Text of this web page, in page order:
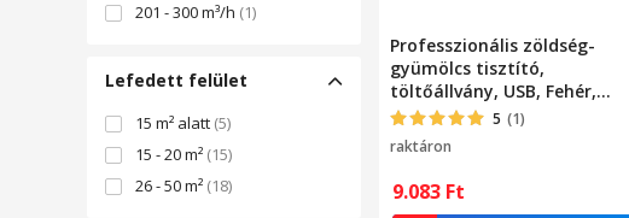
201 - 300 m³/h (1)
Lefedett felület
15 m² alatt (5)
15 - 20 m² (15)
26 - 50 m² (18)
Professzionális zöldség-
gyümölcs tisztító,
töltőállvány, USB, Fehér,
tökéletes ételfertőtlenítésre,
Gyümölcs, Zöldség, Hús,
Modern
5 (1)
raktáron
9.083 Ft